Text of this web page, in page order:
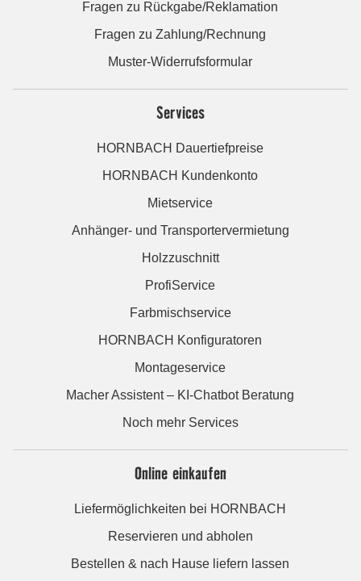
Fragen zu Rückgabe/Reklamation
Fragen zu Zahlung/Rechnung
Muster-Widerrufsformular
Services
HORNBACH Dauertiefpreise
HORNBACH Kundenkonto
Mietservice
Anhänger- und Transportervermietung
Holzzuschnitt
ProfiService
Farbmischservice
HORNBACH Konfiguratoren
Montageservice
Macher Assistent – KI-Chatbot Beratung
Noch mehr Services
Online einkaufen
Liefermöglichkeiten bei HORNBACH
Reservieren und abholen
Bestellen & nach Hause liefern lassen